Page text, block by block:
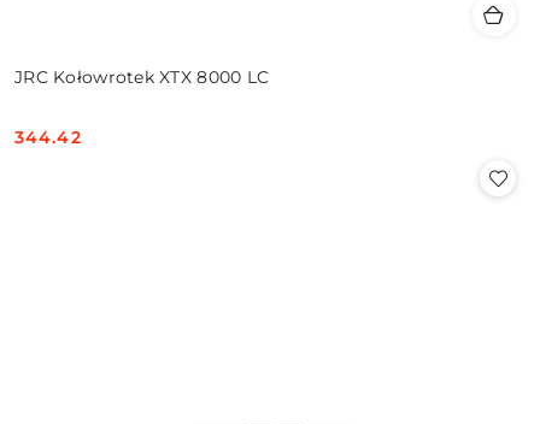
JRC Kołowrotek XTX 8000 LC
Cena:
344.42